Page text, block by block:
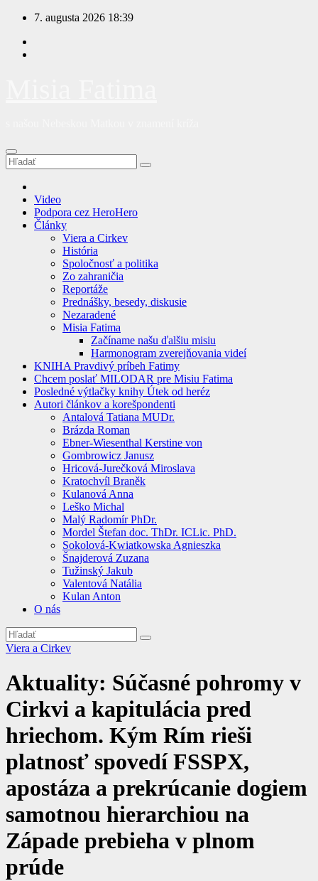
Prejsť
obsah
7. augusta 2026 18:39
Video
Podpora cez HeroHero
Články
Viera a Cirkev
História
Spoločnosť a politika
Zo zahraničia
Reportáže
Prednášky, besedy, diskusie
Nezaradené
Misia Fatima
Začíname našu ďalšiu misiu
Harmonogram zverejňovania videí
KNIHA Pravdivý príbeh Fatimy
Chcem poslať MILODAR pre Misiu Fatima
Posledné výtlačky knihy Útek od heréz
Autori článkov a korešpondenti
Antalová Tatiana MUDr.
Brázda Roman
Ebner-Wiesenthal Kerstine von
Gombrowicz Janusz
Hricová-Jurečková Miroslava
Kratochvíl Braněk
Kulanová Anna
Leško Michal
Malý Radomír PhDr.
Mordel Štefan doc. ThDr. ICLic. PhD.
Sokolová-Kwiatkowska Agnieszka
Šnajderová Zuzana
Tužinský Jakub
Valentová Natália
Kulan Anton
O nás
Viera a Cirkev
Aktuality: Súčasné pohromy v
Cirkvi a kapitulácia pred
hriechom. Kým Rím rieši
platnosť spovedí FSSPX,
apostáza a prekrúcanie dogiem
samotnou hierarchiou na
Západe prebieha v plnom
prúde